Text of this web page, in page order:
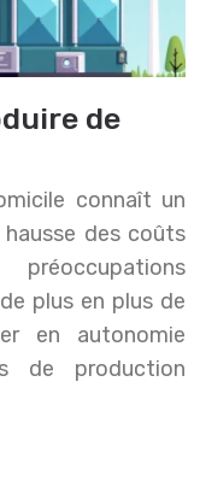
de
connaît un
des coûts
plus en plus de
en autonomie
de production